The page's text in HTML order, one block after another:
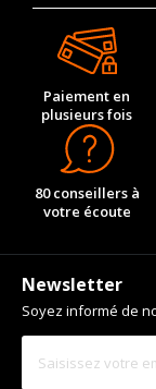
Paiement en
plusieurs fois
80 conseillers à
votre écoute
Newsletter
Soyez informé de